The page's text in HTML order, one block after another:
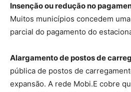
Insenção ou redução no
Muitos municípios concedem
parcial do pagamento do
Alargamento de postos de
pública de postos de
expansão. A rede Mobi.E cobre